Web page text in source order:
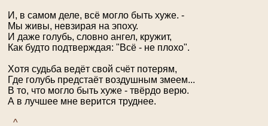
И, в самом деле, всё могло быть хуже. -
Мы живы, невзирая на эпоху.
И даже голубь, словно ангел, кружит,
Как будто подтверждая: "Всё - не плохо".
Хотя судьба ведёт свой счёт потерям,
Где голубь предстаёт воздушным змеем...
В то, что могло быть хуже - твёрдо верю.
А в лучшее мне верится труднее.
_^_